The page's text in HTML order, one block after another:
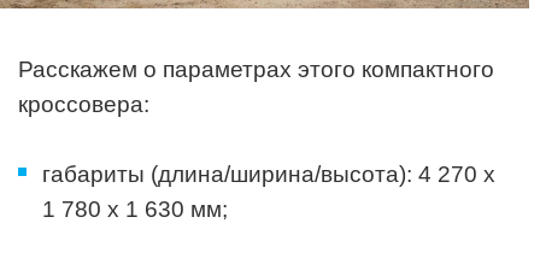
Расскажем о параметрах этого компактного
кроссовера:
габариты (длина/ширина/высота): 4 270 х
1 780 х 1 630 мм;